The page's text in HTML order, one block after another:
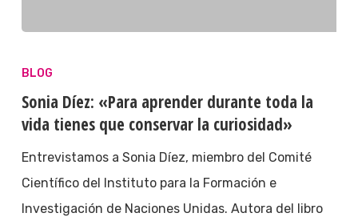
BLOG
Sonia Díez: «Para aprender durante toda la
vida tienes que conservar la curiosidad»
Entrevistamos a Sonia Díez, miembro del Comité
Científico del Instituto para la Formación e
Investigación de Naciones Unidas. Autora del libro